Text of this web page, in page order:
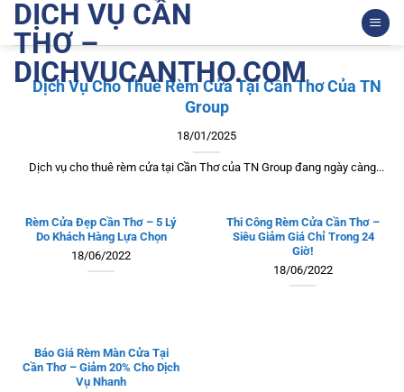
qua
dung
DỊCH VỤ CẦN
THƠ –
DICHVUCANTHO.COM
Dịch Vụ Cho Thuê Rèm Cửa Tại Cần Thơ Của TN
Group
18/01/2025
Dịch vụ cho thuê rèm cửa tại Cần Thơ của TN Group đang ngày càng...
Rèm Cửa Đẹp Cần Thơ – 5 Lý
Do Khách Hàng Lựa Chọn
18/06/2022
Thi Công Rèm Cửa Cần Thơ –
Siêu Giảm Giá Chỉ Trong 24
Giờ!
18/06/2022
Báo Giá Rèm Màn Cửa Tại
Cần Thơ – Giảm 20% Cho Dịch
Vụ Nhanh